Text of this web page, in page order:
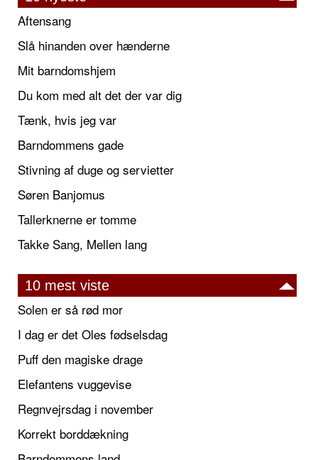
Aftensang
Slå hinanden over hænderne
Mit barndomshjem
Du kom med alt det der var dig
Tænk, hvis jeg var
Barndommens gade
Stivning af duge og servietter
Søren Banjomus
Tallerknerne er tomme
Takke Sang, Mellen lang
10 mest viste
Solen er så rød mor
I dag er det Oles fødselsdag
Puff den magiske drage
Elefantens vuggevise
Regnvejrsdag i november
Korrekt borddækning